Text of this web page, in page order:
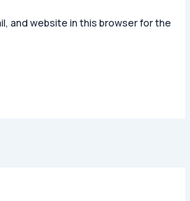
and website in this browser for the